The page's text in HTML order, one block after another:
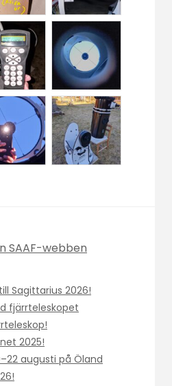
SAAF-webben
Sagittarius 2026!
fjärrteleskopet
2025!
augusti på Öland